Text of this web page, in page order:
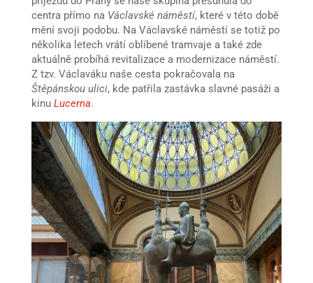
centra přímo na Václavské náměstí, které v této době
mění svoji podobu. Na Václavské náměstí se totiž po
několika letech vrátí oblíbené tramvaje a také zde
aktuálně probíhá revitalizace a modernizace náměstí.
Z tzv. Václaváku naše cesta pokračovala na
Štěpánskou ulici, kde patřila zastávka slavné pasáži a
kinu Lucerna.